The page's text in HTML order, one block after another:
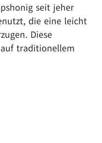
seit jeher
die eine leicht
Diese
traditionellem